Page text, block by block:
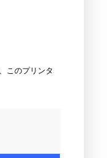
このプリンタ